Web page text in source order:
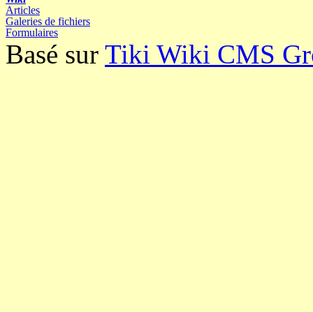
Articles
Galeries de fichiers
Formulaires
Basé sur Tiki Wiki CMS